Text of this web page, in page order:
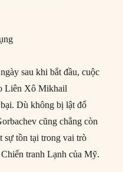
sau khi bắt đầu, cuộc
Liên Xô Mikhail
Dù không bị lật đổ
cũng chẳng còn
sự tồn tại trong vai trò
tranh Lạnh của Mỹ.